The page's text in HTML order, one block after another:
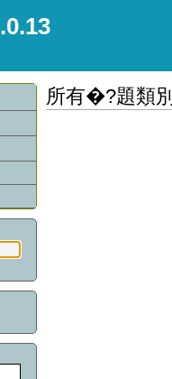
所有�?題類別